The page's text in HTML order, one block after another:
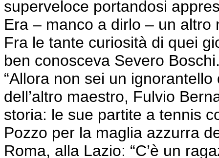
superveloce portandosi
Era – manco a dirlo – un altro
Fra le tante curiosità di quei
ben conosceva Severo
“Allora non sei un
dell’altro maestro, Fulvio
storia: le sue partite a tennis
Pozzo per la maglia azzurra
Roma, alla Lazio: “C’è un